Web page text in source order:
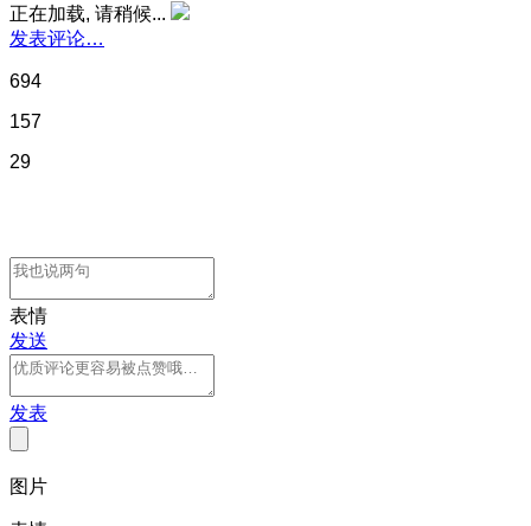
正在加载, 请稍候...
发表评论…
694
157
29
表情
发送
发表
图片